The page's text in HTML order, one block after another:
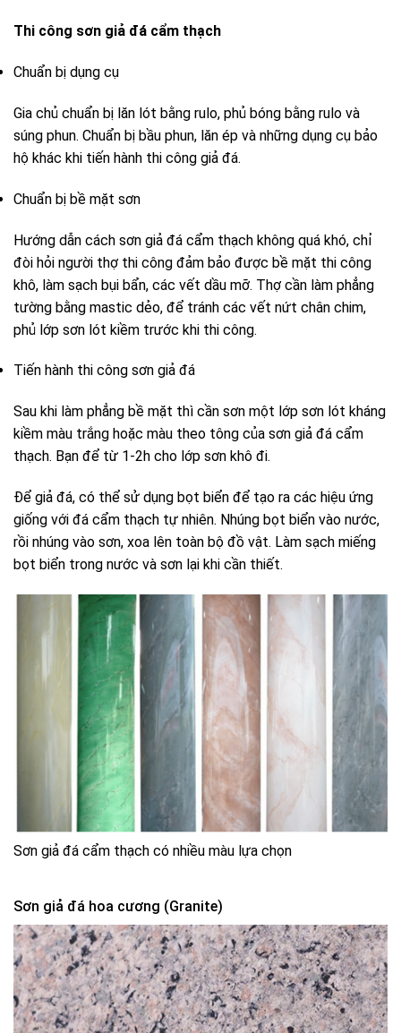
Thi công sơn giả đá cẩm thạch
Chuẩn bị dụng cụ
Gia chủ chuẩn bị lăn lót bằng rulo, phủ bóng bằng rulo và
súng phun. Chuẩn bị bầu phun, lăn ép và những dụng cụ bảo
hộ khác khi tiến hành thi công giả đá.
Chuẩn bị bề mặt sơn
Hướng dẫn cách sơn giả đá cẩm thạch không quá khó, chỉ
đòi hỏi người thợ thi công đảm bảo được bề mặt thi công
khô, làm sạch bụi bẩn, các vết dầu mỡ. Thợ cần làm phẳng
tường bằng mastic dẻo, để tránh các vết nứt chân chim,
phủ lớp sơn lót kiềm trước khi thi công.
Tiến hành thi công sơn giả đá
Sau khi làm phẳng bề mặt thì cần sơn một lớp sơn lót kháng
kiềm màu trắng hoặc màu theo tông của sơn giả đá cẩm
thạch. Bạn để từ 1-2h cho lớp sơn khô đi.
Để giả đá, có thể sử dụng bọt biển để tạo ra các hiệu ứng
giống với đá cẩm thạch tự nhiên. Nhúng bọt biển vào nước,
rồi nhúng vào sơn, xoa lên toàn bộ đồ vật. Làm sạch miếng
bọt biển trong nước và sơn lại khi cần thiết.
Sơn giả đá cẩm thạch có nhiều màu lựa chọn
Sơn giả đá hoa cương (Granite)